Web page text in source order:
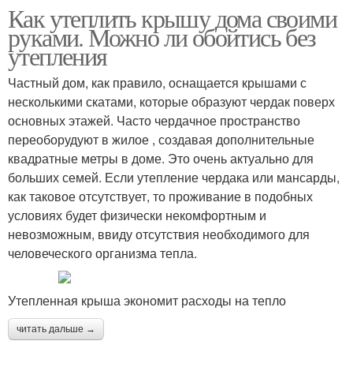
Как утеплить крышу дома своими
руками. Можно ли обойтись без
утепления
Частный дом, как правило, оснащается крышами с
несколькими скатами, которые образуют чердак поверх
основных этажей. Часто чердачное пространство
переоборудуют в жилое , создавая дополнительные
квадратные метры в доме. Это очень актуально для
больших семей. Если утепление чердака или мансарды,
как таковое отсутствует, то проживание в подобных
условиях будет физически некомфортным и
невозможным, ввиду отсутствия необходимого для
человеческого организма тепла.
Утепленная крыша экономит расходы на тепло
читать дальше →